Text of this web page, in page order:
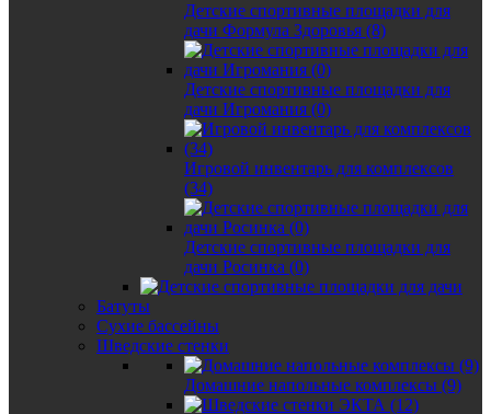
Детские спортивные площадки для
дачи Формула Здоровья (8)
Детские спортивные площадки для
дачи Игромания (0)
Игровой инвентарь для комплексов
(34)
Детские спортивные площадки для
дачи Росинка (0)
Батуты
Сухие бассейны
Шведские стенки
Домашние напольные комплексы (9)